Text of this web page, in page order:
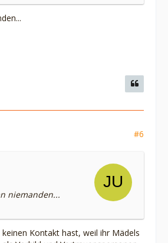
#6
niemanden...
Kontakt hast, weil ihr Mädels